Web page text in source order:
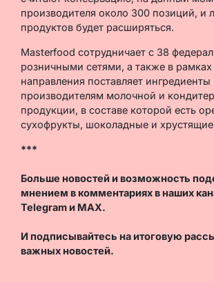
производителя около 300 позиций, и
продуктов будет расширяться.
Masterfood сотрудничает с 38
розничными сетями, а также в рамках
направления поставляет
производителям молочной и
продукции, в составе которой есть
сухофрукты, шоколадные и
***
Больше новостей и возможность
мнением в комментариях в наших
Telegram и MAX.
И подписывайтесь на итоговую
важных новостей.